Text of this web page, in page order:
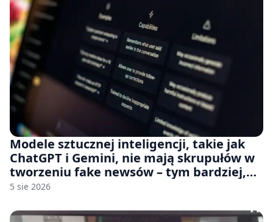
Modele sztucznej inteligencji, takie jak
ChatGPT i Gemini, nie mają skrupułów w
tworzeniu fake newsów – tym bardziej,
jeśli rozmawiasz z nimi po polsku
5 sie 2026